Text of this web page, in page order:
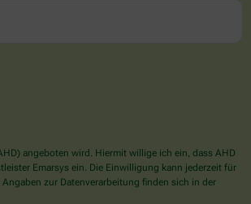
angeboten wird. Hiermit willige ich ein, dass AHD
Emarsys ein. Die Einwilligung kann jederzeit für
zur Datenverarbeitung finden sich in der